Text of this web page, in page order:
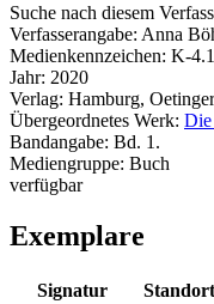
Suche nach diesem
Verfasserangabe: Anna
Medienkennzeichen: K-4.1
Jahr: 2020
Verlag: Hamburg, Oetinger
Übergeordnetes Werk: Die
Bandangabe: Bd. 1.
Mediengruppe: Buch
verfügbar
Exemplare
Signatur